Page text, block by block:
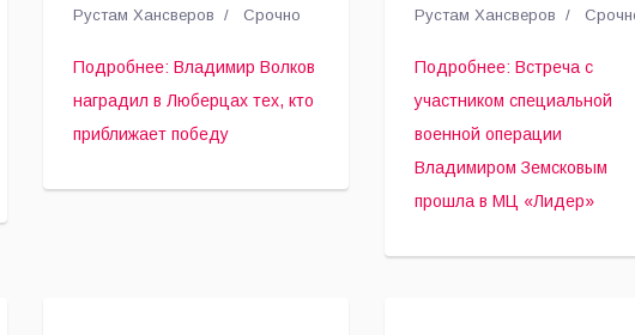
базе
приемной
«Единой
России»
Рустам Хансверов Срочно
Подробнее: Владимир Волков
наградил в Люберцах тех, кто
приближает победу
Земсковым
прошла в МЦ
«Лидер»
школьников и
состоялась
встреча с
участником
специальной
военной
Владимиром
Рустам Хансверов
Подробнее: Встреча с
участником специальной
военной операции
Владимиром Земсковым
прошла в МЦ «Лидер»